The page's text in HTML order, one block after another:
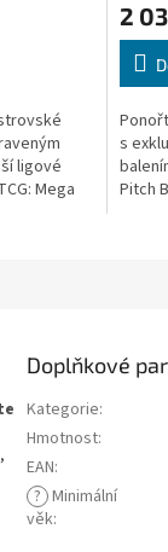
ligové
Mega
2
s
Pitch
Doplňkové
Kategorie:
Hmotnost:
EAN:
? Minimální
věk: